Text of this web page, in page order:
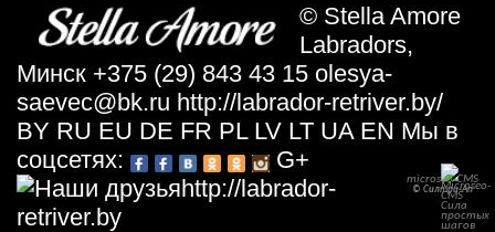
© Stella Amore
Labradors,
Минск +375 (29) 843 43 15 olesya-
saevec@bk.ru http://labrador-retriver.by/
BY RU EU DE FR PL LV LT UA EN Мы в
соцсетях:
G+
microseo-CMS
© Силтри-Ап
http://labrador-
retriver.by